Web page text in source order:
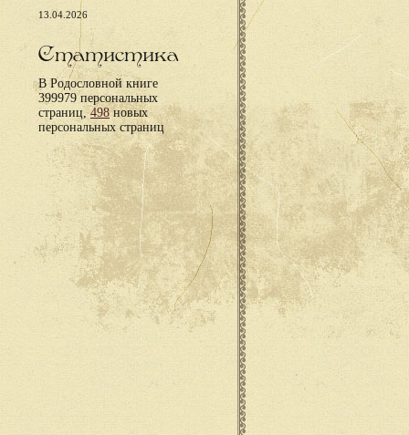
13.04.2026
Статистика
В Родословной книге
399979 персональных
страниц,498новых
персональных страниц